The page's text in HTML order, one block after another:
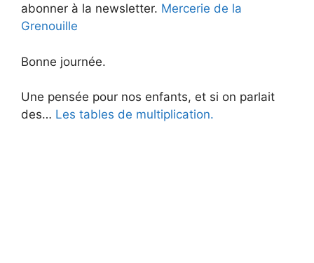
abonner à la newsletter. Mercerie de la
Grenouille
Bonne journée.
Une pensée pour nos enfants, et si on parlait
des… Les tables de multiplication.